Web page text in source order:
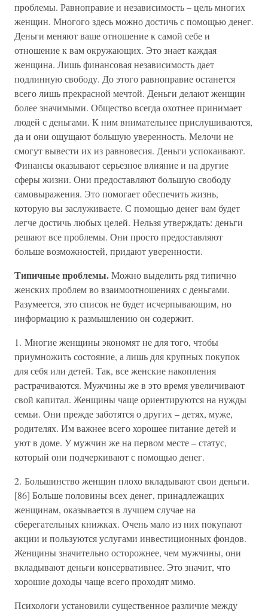
проблемы. Равноправие и независимость – цель многих
женщин. Многого здесь можно достичь с помощью денег.
Деньги меняют ваше отношение к самой себе и
отношение к вам окружающих. Это знает каждая
женщина. Лишь финансовая независимость дает
подлинную свободу. До этого равноправие останется
всего лишь прекрасной мечтой. Деньги делают женщин
более значимыми. Общество всегда охотнее принимает
людей с деньгами. К ним внимательнее прислушиваются,
да и они ощущают большую уверенность. Мелочи не
смогут вывести их из равновесия. Деньги успокаивают.
Финансы оказывают серьезное влияние и на другие
сферы жизни. Они предоставляют большую свободу
самовыражения. Это помогает обеспечить жизнь,
которую вы заслуживаете. С помощью денег вам будет
легче достичь любых целей. Нельзя утверждать: деньги
решают все проблемы. Они просто предоставляют
больше возможностей, придают уверенности.
Типичные проблемы.Можно выделить ряд типично
женских проблем во взаимоотношениях с деньгами.
Разумеется, это список не будет исчерпывающим, но
информацию к размышлению он содержит.
1. Многие женщины экономят не для того, чтобы
приумножить состояние, а лишь для крупных покупок
для себя или детей. Так, все женские накопления
растрачиваются. Мужчины же в это время увеличивают
свой капитал. Женщины чаще ориентируются на нужды
семьи. Они прежде заботятся о других – детях, муже,
родителях. Им важнее всего хорошее питание детей и
уют в доме. У мужчин же на первом месте – статус,
который они подчеркивают с помощью денег.
2. Большинство женщин плохо вкладывают свои деньги.
[86] Больше половины всех денег, принадлежащих
женщинам, оказывается в лучшем случае на
сберегательных книжках. Очень мало из них покупают
акции и пользуются услугами инвестиционных фондов.
Женщины значительно осторожнее, чем мужчины, они
вкладывают деньги консервативнее. Это значит, что
хорошие доходы чаще всего проходят мимо.
Психологи установили существенное различие между